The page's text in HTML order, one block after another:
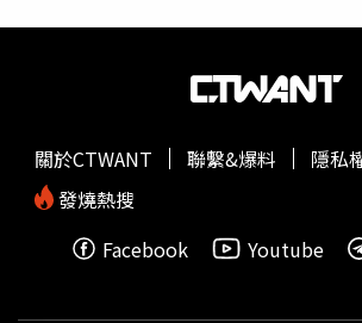
關於CTWANT 聯繫&爆料
隱私
發燒熱搜
Facebook
Youtube